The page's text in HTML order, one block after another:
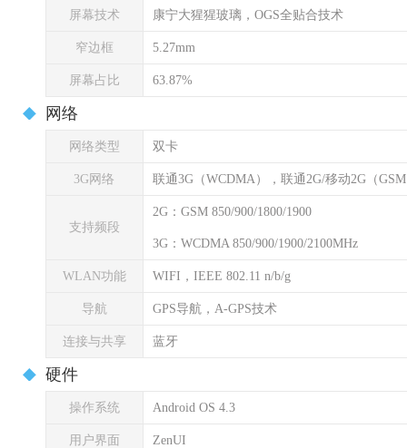
屏幕技术 康宁大猩猩玻璃， OGS全贴合技术
窄边框 5.27mm
屏幕占比 63.87%
网络
网络类型 双卡
3G网络 联通3G（WCDMA），联通2G/移动2G（
支持频段
2G：GSM 850/900/1800/1900
3G：WCDMA 850/900/1900/2100MHz
WLAN功能 WIFI，IEEE 802.11 n/b/g
导航 GPS导航，A-GPS技术
连接与共享 蓝牙
硬件
操作系统 Android OS 4.3
用户界面 ZenUI